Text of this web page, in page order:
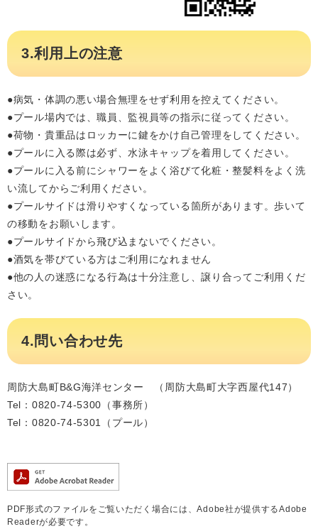
3.利用上の注意
●病気・体調の悪い場合無理をせず利用を控えてください。
●プール場内では、職員、監視員等の指示に従ってください。
●荷物・貴重品はロッカーに鍵をかけ自己管理をしてください。​
​●プールに入る際は必ず、水泳キャップを着用してください。
●プールに入る前にシャワーをよく浴びて化粧・整髪料をよく洗
い流してからご利用ください。
●プールサイドは滑りやすくなっている箇所があります。歩いて
の移動をお願いします。
●プールサイドから飛び込まないでください。
●酒気を帯びている方はご利用になれません
●他の人の迷惑になる行為は十分注意し、譲り合ってご利用くだ
さい。
4.問い合わせ先
周防大島町B&G海洋センター （周防大島町大字西屋代147）
Tel：0820-74-5300（事務所）
Tel：0820-74-5301（プール）
PDF形式のファイルをご覧いただく場合には、Adobe社が提供するAdobe
Readerが必要です。